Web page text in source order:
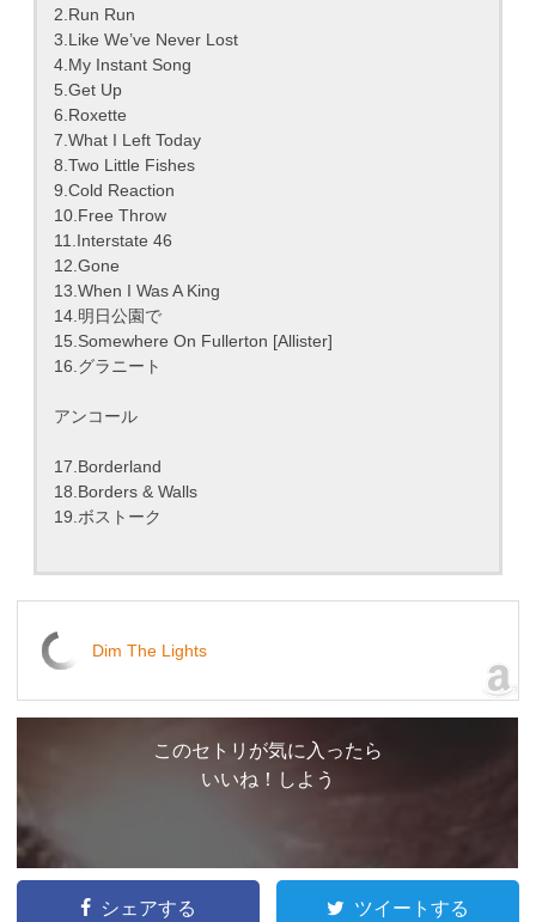
2.Run Run
3.Like We’ve Never Lost
4.My Instant Song
5.Get Up
6.Roxette
7.What I Left Today
8.Two Little Fishes
9.Cold Reaction
10.Free Throw
11.Interstate 46
12.Gone
13.When I Was A King
14.明日公園で
15.Somewhere On Fullerton [Allister]
16.グラニート
アンコール
17.Borderland
18.Borders & Walls
19.ボストーク
Dim The Lights
このセトリが気に入ったら
いいね！しよう
シェアする ツイートする